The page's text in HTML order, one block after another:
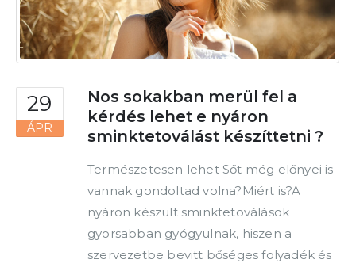
29
ÁPR
Nos sokakban merül fel a
kérdés lehet e nyáron
sminktetoválást készíttetni ?
Természetesen lehet Sőt még előnyei is
vannak gondoltad volna?Miért is?A
nyáron készült sminktetoválások
gyorsabban gyógyulnak, hiszen a
szervezetbe bevitt bőséges folyadék és